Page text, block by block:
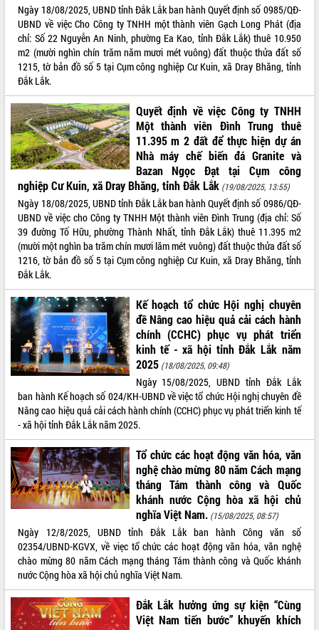
Ngày 18/08/2025, UBND tỉnh Đắk Lắk ban hành Quyết định số 0985/QĐ-
UBND về việc Cho Công ty TNHH một thành viên Gạch Long Phát (địa
chỉ: Số 22 Nguyễn An Ninh, phường Ea Kao, tỉnh Đắk Lắk) thuê 10.950
m2 (mười nghìn chín trăm năm mươi mét vuông) đất thuộc thửa đất số
1215, tờ bản đồ số 5 tại Cụm công nghiệp Cư Kuin, xã Dray Bhăng, tỉnh
Đắk Lắk.
Quyết định về việc Công ty TNHH
Một thành viên Đình Trung thuê
11.395 m 2 đất để thực hiện dự án
Nhà máy chế biến đá Granite và
Bazan Ngọc Đạt tại Cụm công
nghiệp Cư Kuin, xã Dray Bhăng, tỉnh Đắk Lắk (19/08/2025, 13:55)
Ngày 18/08/2025, UBND tỉnh Đắk Lắk ban hành Quyết định số 0986/QĐ-
UBND về việc cho Công ty TNHH Một thành viên Đình Trung (địa chỉ: Số
39 đường Tố Hữu, phường Thành Nhất, tỉnh Đắk Lắk) thuê 11.395 m2
(mười một nghìn ba trăm chín mươi lăm mét vuông) đất thuộc thửa đất số
1216, tờ bản đồ số 5 tại Cụm công nghiệp Cư Kuin, xã Dray Bhăng, tỉnh
Đắk Lắk.
Kế hoạch tổ chức Hội nghị chuyên
đề Nâng cao hiệu quả cải cách hành
chính (CCHC) phục vụ phát triển
kinh tế - xã hội tỉnh Đắk Lắk năm
2025 (18/08/2025, 09:48)
Ngày 15/08/2025, UBND tỉnh Đắk Lắk
ban hành Kế hoạch số 024/KH-UBND về việc tổ chức Hội nghị chuyên đề
Nâng cao hiệu quả cải cách hành chính (CCHC) phục vụ phát triển kinh tế
- xã hội tỉnh Đắk Lắk năm 2025.
Tổ chức các hoạt động văn hóa, văn
nghệ chào mừng 80 năm Cách mạng
tháng Tám thành công và Quốc
khánh nước Cộng hòa xã hội chủ
nghĩa Việt Nam. (15/08/2025, 08:57)
Ngày 12/8/2025, UBND tỉnh Đắk Lắk ban hành Công văn số
02354/UBND-KGVX, về viẹc tổ chức các hoạt động văn hóa, văn nghệ
chào mừng 80 năm Cách mạng tháng Tám thành công và Quốc khánh
nước Cộng hòa xã hội chủ nghĩa Việt Nam.
Đắk Lắk hưởng ứng sự kiện “Cùng
Việt Nam tiến bước” khuyến khích